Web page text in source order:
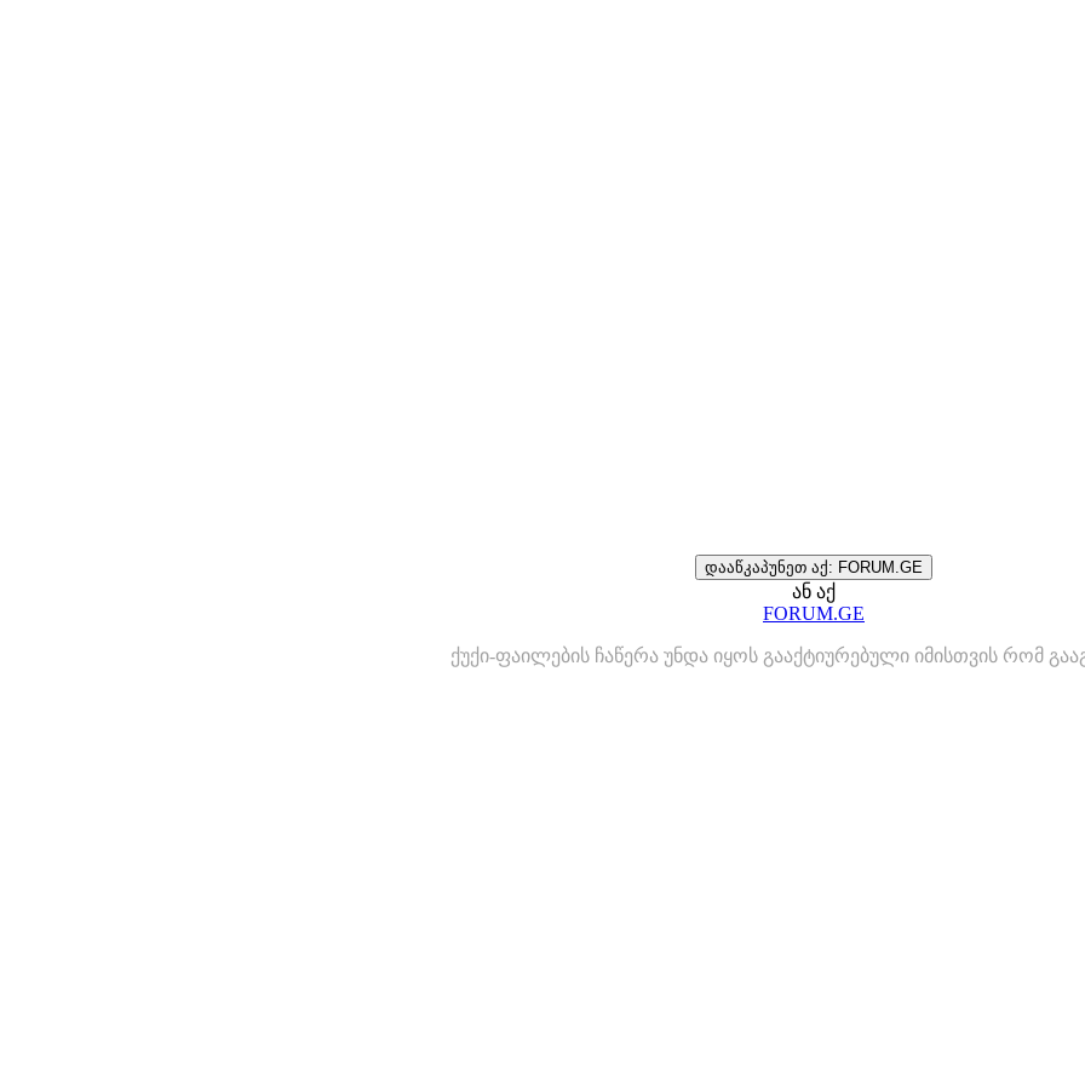
დააწკაპუნეთ აქ: FORUM.GE
ან აქ
FORUM.GE
ქუქი-ფაილების ჩაწერა უნდა იყოს გააქტიურებული იმისთვის რომ